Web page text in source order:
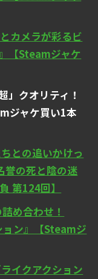
カメラが彩るビ
【Steamジャケ
」クオリティ！
ジャケ買い1本
との追いかけっ
誉の死と陰の迷
第124回】
め合わせ！
ョン』【Steamジ
イクアクション